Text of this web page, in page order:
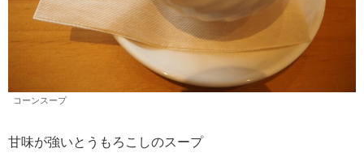
コーンスープ
甘味が強いとうもろこしのスープ